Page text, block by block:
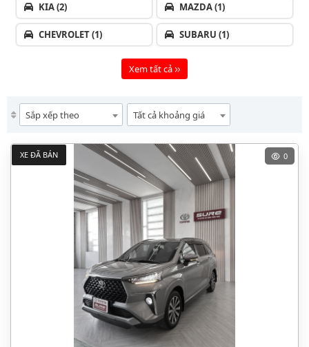
KIA(2) MAZDA(1)
CHEVROLET(1) SUBARU(1)
Xem tất cả
Sắp xếp theo Tất cả khoảng giá
XE ĐÃ BÁN 0